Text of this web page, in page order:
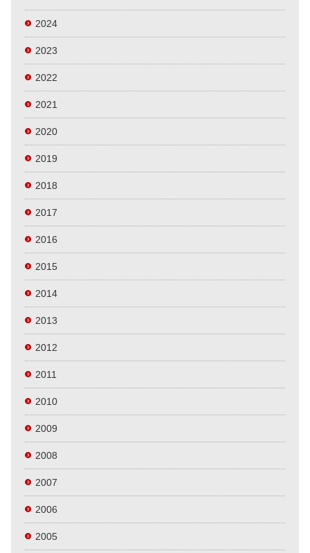
2024
2023
2022
2021
2020
2019
2018
2017
2016
2015
2014
2013
2012
2011
2010
2009
2008
2007
2006
2005